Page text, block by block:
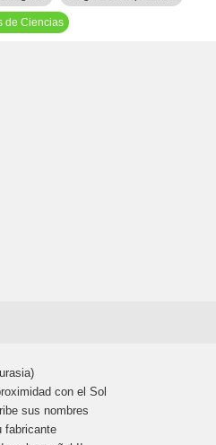
de Ciencias
con el Sol
sus nombres
fabricante